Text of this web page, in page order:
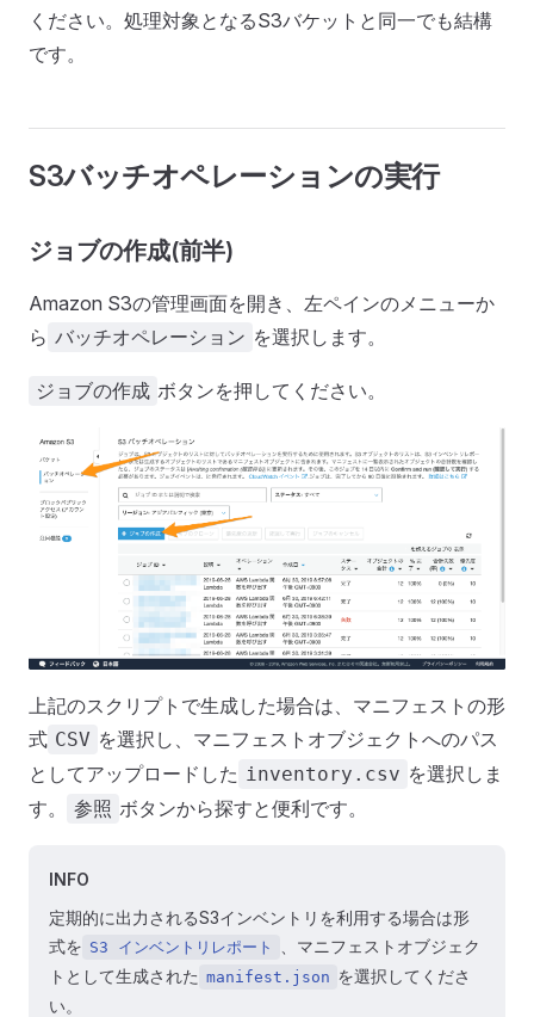
ください。処理対象となるS3バケットと同一でも結構
です。
S3バッチオペレーションの実行
ジョブの作成(前半)
Amazon S3の管理画面を開き、左ペインのメニューか
ら バッチオペレーション を選択します。
ジョブの作成 ボタンを押してください。
上記のスクリプトで生成した場合は、マニフェストの形
式 CSV を選択し、マニフェストオブジェクトへのパス
としてアップロードした inventory.csv を選択しま
す。
参照 ボタンから探すと便利です。
INFO
定期的に出力されるS3インベントリを利用する場合は形
式を S3 インベントリレポート
、マニフェストオブジェク
トとして生成された manifest.json を選択してくださ
い。